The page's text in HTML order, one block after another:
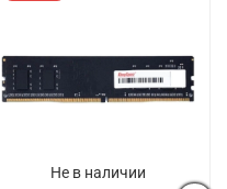
Не в наличии